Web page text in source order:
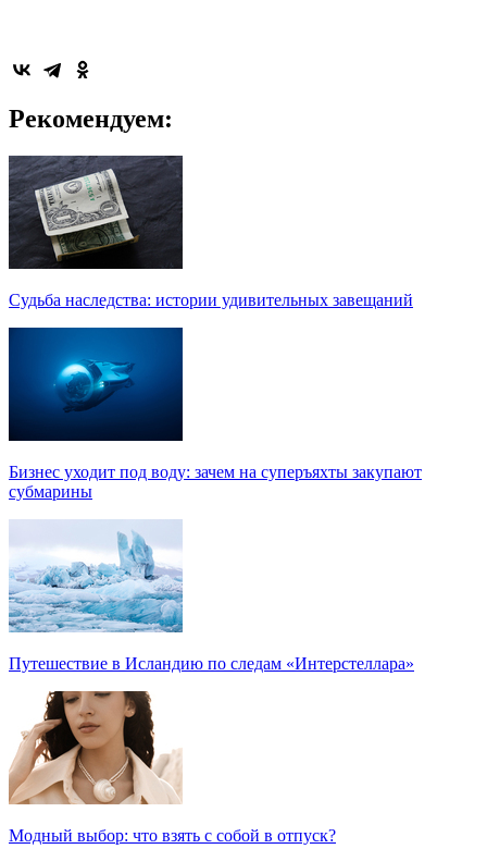
Рекомендуем:
Судьба наследства: истории удивительных завещаний
Бизнес уходит под воду: зачем на суперъяхты закупают
субмарины
Путешествие в Исландию по следам «Интерстеллара»
Модный выбор: что взять с собой в отпуск?